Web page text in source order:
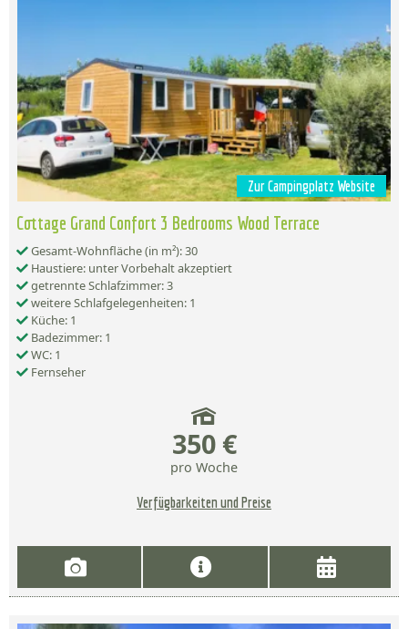
Zur Campingplatz Website
Cottage Grand Confort 3 Bedrooms Wood Terrace
Gesamt-Wohnfläche (in m²): 30
Haustiere: unter Vorbehalt akzeptiert
getrennte Schlafzimmer: 3
weitere Schlafgelegenheiten: 1
Küche: 1
Badezimmer: 1
WC: 1
Fernseher
350 €
pro Woche
Verfügbarkeiten und Preise